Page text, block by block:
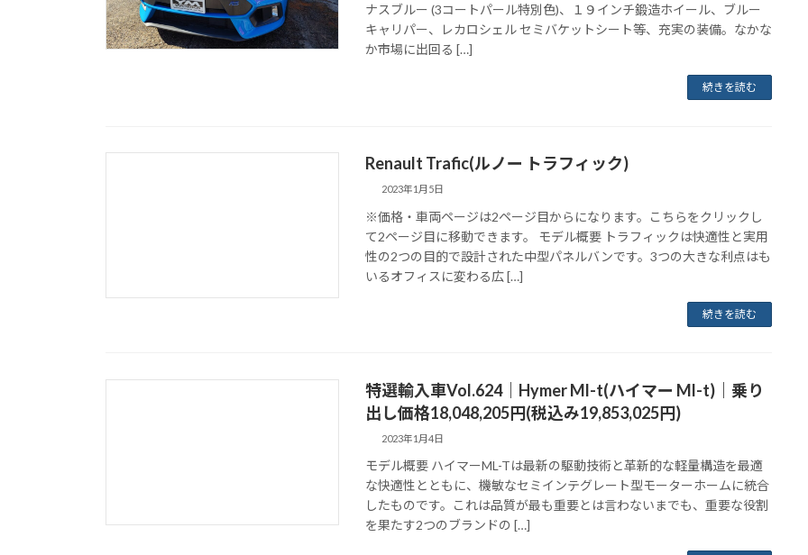
ナスブルー (3コートパール特別色)、１９インチ鍛造ホイール、ブルー
キャリパー、レカロシェル セミバケットシート等、充実の装備。なかな
か市場に出回る […]
続きを読む
Renault Trafic(ルノー トラフィック)
2023年1月5日
※価格・車両ページは2ページ目からになります。こちらをクリックし
て2ページ目に移動できます。 モデル概要 トラフィックは快適性と実用
性の2つの目的で設計された中型パネルバンです。3つの大きな利点はも
いるオフィスに変わる広 […]
続きを読む
特選輸入車Vol.624｜Hymer Ml-t(ハイマー Ml-t)｜乗り
出し価格18,048,205円(税込み19,853,025円)
2023年1月4日
モデル概要 ハイマーML-Tは最新の駆動技術と革新的な軽量構造を最適
な快適性とともに、機敏なセミインテグレート型モーターホームに統合
したものです。これは品質が最も重要とは言わないまでも、重要な役割
を果たす2つのブランドの […]